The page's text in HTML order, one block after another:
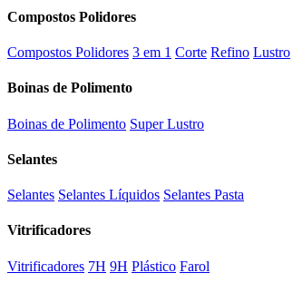
Compostos Polidores
Compostos Polidores 3 em 1 Corte Refino Lustro
Boinas de Polimento
Boinas de Polimento Super Lustro
Selantes
Selantes Selantes Líquidos Selantes Pasta
Vitrificadores
Vitrificadores 7H 9H Plástico Farol